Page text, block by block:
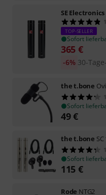
SE Electronics
TOP-SELLER
Sofort
365 €
30-
-6%
the t.bone
Sofort
49€
the t.bone
Sofort
115 €
Rode NTG2